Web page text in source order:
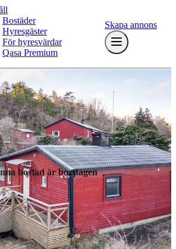
Bostäder
Hyresgäster
För hyresvärdar
Qasa Premium
Skapa annons
bostad är borttagen